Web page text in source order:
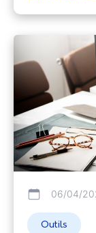
entreprises,
06/04/
Outils